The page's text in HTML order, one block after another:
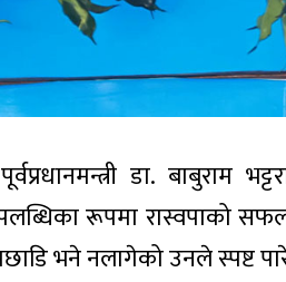
डा.
रूपमा रास्वपाको
भने नलागेको उनले स्पष्ट